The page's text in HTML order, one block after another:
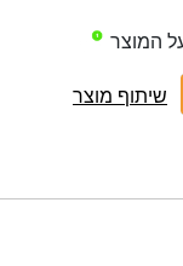
המוצר
שיתוף מוצר